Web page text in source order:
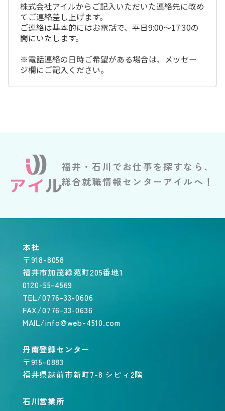
株式会社アイルからご記入いただいた連絡先に改め
てご連絡差し上げます。
ご連絡は基本的にはお電話で、平日9:00～17:30の
間にいたします。
※電話連絡の日時ご希望がある場合は、メッセー
ジ欄にご記入ください。
福井・石川でお仕事を探すなら、
総合就職情報センターアイルへ！
本社
〒918-8058
福井市加茂緑苑町205番地1
0120-55-4569
TEL/0776-33-0606
FAX/0776-33-0636
MAIL/info@web-4510.com
丹南登録センター
〒915-0883
福井県越前市新町7-8 シピィ2階
石川営業所